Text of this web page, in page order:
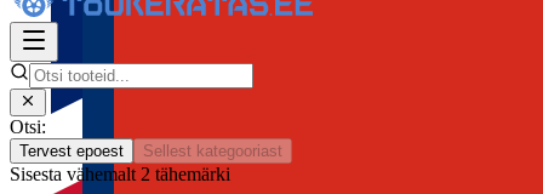
Otsi:
Tervest epoest Sellest kategooriast
Sisesta vähemalt 2 tähemärki